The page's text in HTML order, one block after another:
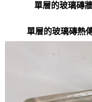
單層的玻璃磚
單層的玻璃磚熱